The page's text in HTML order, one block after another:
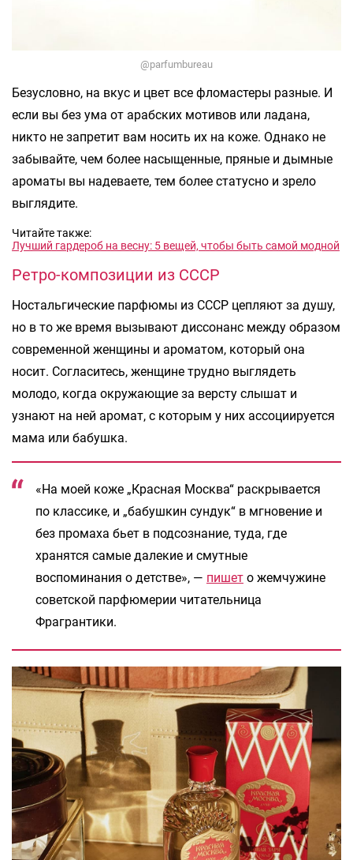
@parfumbureau
Безусловно, на вкус и цвет все фломастеры разные. И
если вы без ума от арабских мотивов или ладана,
никто не запретит вам носить их на коже. Однако не
забывайте, чем более насыщенные, пряные и дымные
ароматы вы надеваете, тем более статусно и зрело
выглядите.
Читайте также:
Лучший гардероб на весну: 5 вещей, чтобы быть самой модной
Ретро-композиции из СССР
Ностальгические парфюмы из СССР цепляют за душу,
но в то же время вызывают диссонанс между образом
современной женщины и ароматом, который она
носит. Согласитесь, женщине трудно выглядеть
молодо, когда окружающие за версту слышат и
узнают на ней аромат, с которым у них ассоциируется
мама или бабушка.
«На моей коже „Красная Москва“ раскрывается
по классике, и „бабушкин сундук“ в мгновение и
без промаха бьет в подсознание, туда, где
хранятся самые далекие и смутные
воспоминания о детстве», — пишет о жемчужине
советской парфюмерии читательница
Фрагрантики.